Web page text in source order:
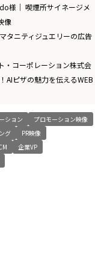
様｜ 喫煙所サイネージメ
像
タニティジュエリーの広告
・コーポレーション株式会
AIピザの魅力を伝えるWEB
ション
プロモーション映像
グ
PR映像
企業VP